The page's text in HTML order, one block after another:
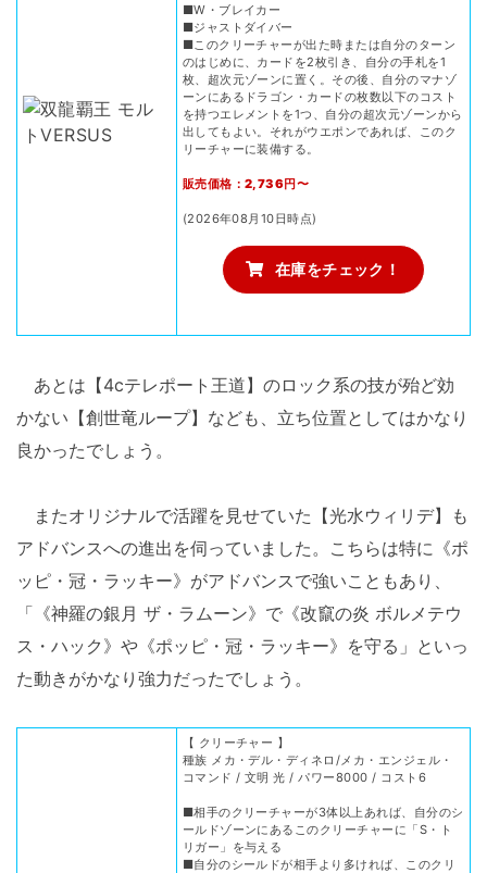
■W・ブレイカー
■ジャストダイバー
■このクリーチャーが出た時または自分のターン
のはじめに、カードを2枚引き、自分の手札を1
枚、超次元ゾーンに置く。その後、自分のマナゾ
ーンにあるドラゴン・カードの枚数以下のコスト
を持つエレメントを1つ、自分の超次元ゾーンから
出してもよい。それがウエポンであれば、このク
リーチャーに装備する。
販売価格：2,736円〜
(2026年08月10日時点)
在庫をチェック！
あとは【4cテレポート王道】のロック系の技が殆ど効
かない【創世竜ループ】なども、立ち位置としてはかなり
良かったでしょう。
またオリジナルで活躍を見せていた【光水ウィリデ】も
アドバンスへの進出を伺っていました。こちらは特に《ポ
ッピ・冠・ラッキー》がアドバンスで強いこともあり、
「《神羅の銀月 ザ・ラムーン》で《改竄の炎 ボルメテウ
ス・ハック》や《ポッピ・冠・ラッキー》を守る」といっ
た動きがかなり強力だったでしょう。
【 クリーチャー 】
種族 メカ・デル・ディネロ/メカ・エンジェル・
コマンド / 文明 光 / パワー8000 / コスト6
■相手のクリーチャーが3体以上あれば、自分のシ
ールドゾーンにあるこのクリーチャーに「S・ト
リガー」を与える
■自分のシールドが相手より多ければ、このクリ